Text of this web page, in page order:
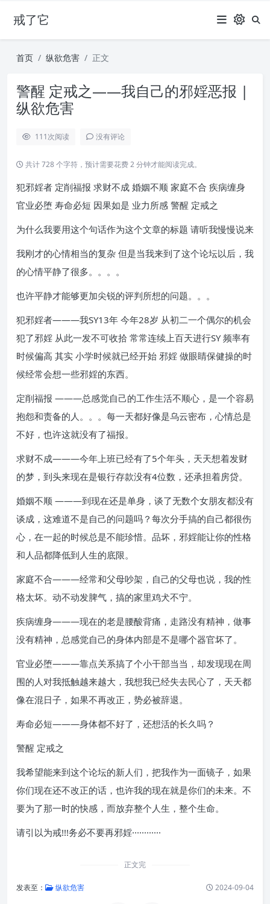
戒了它
首页 纵欲危害 正文
警醒 定戒之——我自己的邪婬恶报 |
纵欲危害
111次阅读 没有评论
共计 728 个字符，预计需要花费 2 分钟才能阅读完成。
犯邪婬者 定削福报 求财不成 婚姻不顺 家庭不合 疾病缠身
官业必堕 寿命必短 因果如是 业力所感 警醒 定戒之
为什么我要用这个句话作为这个文章的标题 请听我慢慢说来
我刚才的心情相当的复杂 但是当我来到了这个论坛以后，我
的心情平静了很多。。。。
也许平静才能够更加尖锐的评判所想的问题。。。
犯邪婬者———我SY13年 今年28岁 从初二一个偶尔的机会
犯了邪婬 从此一发不可收拾 常常连续上百天进行SY 频率有
时候偏高 其实 小学时候就已经开始 邪婬 做眼睛保健操的时
候经常会想一些邪婬的东西。
定削福报 ———总感觉自己的工作生活不顺心，是一个容易
抱怨和责备的人。。。每一天都好像是乌云密布，心情总是
不好，也许这就没有了福报。
求财不成———今年上班已经有了5个年头，天天想着发财
的梦，到头来现在是银行存款没有4位数，还承担着房贷。
婚姻不顺 ———到现在还是单身，谈了无数个女朋友都没有
谈成，这难道不是自己的问题吗？每次分手搞的自己都很伤
心，在一起的时候总是不能珍惜。品坏，邪婬能让你的性格
和人品都降低到人生的底限。
家庭不合———经常和父母吵架，自己的父母也说，我的性
格太坏。动不动发脾气，搞的家里鸡犬不宁。
疾病缠身———现在的老是腰酸背痛，走路没有精神，做事
没有精神，总感觉自己的身体内部是不是哪个器官坏了。
官业必堕———靠点关系搞了个小干部当当，却发现现在周
围的人对我抵触越来越大，我想我已经失去民心了，天天都
像在混日子，如果不再改正，势必被辞退。
寿命必短———身体都不好了，还想活的长久吗？
警醒 定戒之
我希望能来到这个论坛的新人们，把我作为一面镜子，如果
你们现在还不改正的话，也许我的现在就是你们的未来。不
要为了那一时的快感，而放弃整个人生，整个生命。
请引以为戒!!!务必不要再邪婬············
正文完
发表至： 纵欲危害 2024-09-04